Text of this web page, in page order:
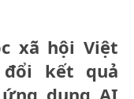
xã hội Việt
đổi kết quả
dụng AI